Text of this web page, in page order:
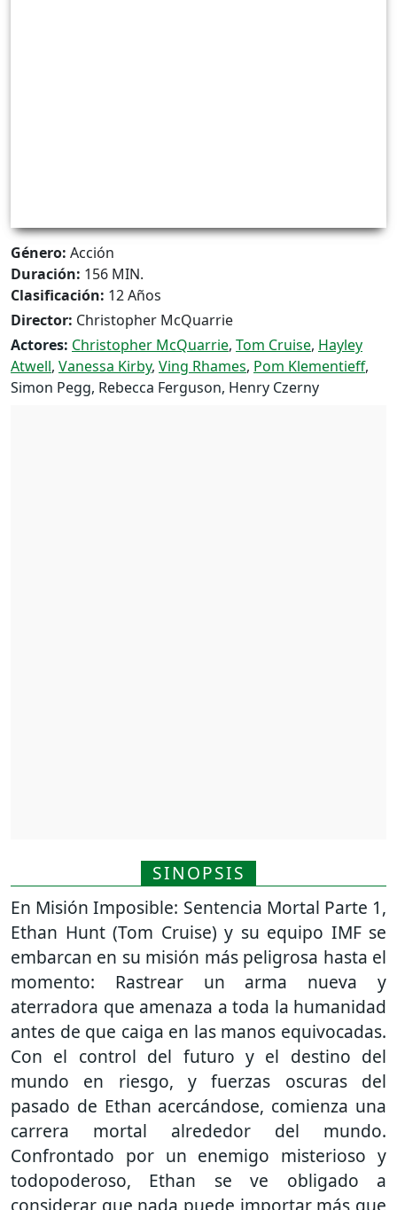
Género: Acción
Duración: 156 MIN.
Clasificación: 12 Años
Director: Christopher McQuarrie
Actores: Christopher McQuarrie, Tom Cruise, Hayley
Atwell, Vanessa Kirby, Ving Rhames, Pom Klementieff,
Simon Pegg, Rebecca Ferguson, Henry Czerny
SINOPSIS
En Misión Imposible: Sentencia Mortal Parte 1,
Ethan Hunt (Tom Cruise) y su equipo IMF se
embarcan en su misión más peligrosa hasta el
momento: Rastrear un arma nueva y
aterradora que amenaza a toda la humanidad
antes de que caiga en las manos equivocadas.
Con el control del futuro y el destino del
mundo en riesgo, y fuerzas oscuras del
pasado de Ethan acercándose, comienza una
carrera mortal alrededor del mundo.
Confrontado por un enemigo misterioso y
todopoderoso, Ethan se ve obligado a
considerar que nada puede importar más que